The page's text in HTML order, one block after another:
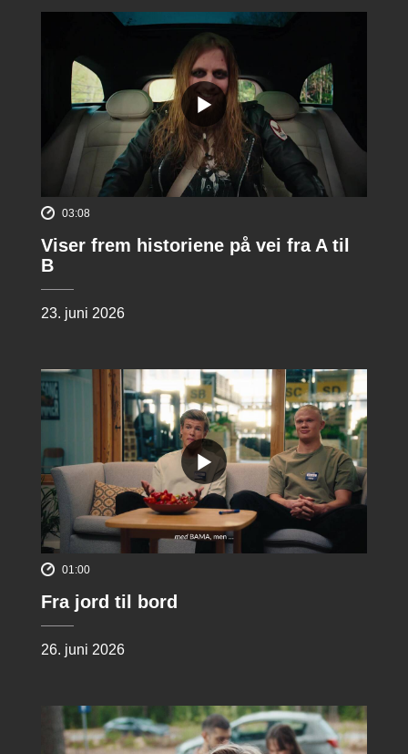
03:08
Viser frem historiene på vei fra A til
B
23. juni 2026
01:00
Fra jord til bord
26. juni 2026